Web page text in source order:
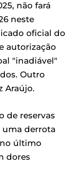
não fará
neste
oficial do
autorização
"inadiável"
Outro
Araújo.
de reservas
derrota
último
dores